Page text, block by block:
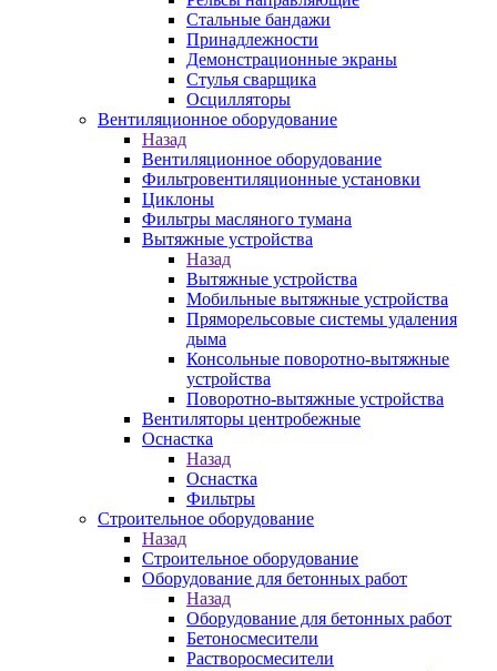
Стальные бандажи
Принадлежности
Демонстрационные экраны
Стулья сварщика
Осцилляторы
Вентиляционное оборудование
Назад
Вентиляционное оборудование
Фильтровентиляционные установки
Циклоны
Фильтры масляного тумана
Вытяжные устройства
Назад
Вытяжные устройства
Мобильные вытяжные устройства
Пряморельсовые системы удаления
дыма
Консольные поворотно-вытяжные
устройства
Поворотно-вытяжные устройства
Вентиляторы центробежные
Оснастка
Назад
Оснастка
Фильтры
Строительное оборудование
Назад
Строительное оборудование
Оборудование для бетонных работ
Назад
Оборудование для бетонных работ
Бетоносмесители
Растворосмесители